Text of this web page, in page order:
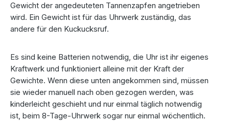
Gewicht der angedeuteten Tannenzapfen angetrieben
wird. Ein Gewicht ist für das Uhrwerk zuständig, das
andere für den Kuckucksruf.
Es sind keine Batterien notwendig, die Uhr ist ihr eigenes
Kraftwerk und funktioniert alleine mit der Kraft der
Gewichte. Wenn diese unten angekommen sind, müssen
sie wieder manuell nach oben gezogen werden, was
kinderleicht geschieht und nur einmal täglich notwendig
ist, beim 8-Tage-Uhrwerk sogar nur einmal wöchentlich.